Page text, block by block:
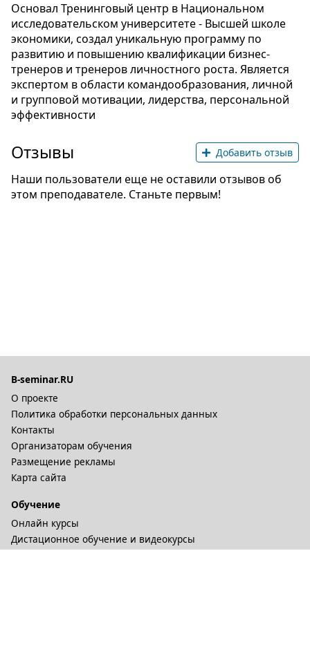
Основал Тренинговый центр в Национальном
исследовательском университете - Высшей школе
экономики, создал уникальную программу по
развитию и повышению квалификации бизнес-
тренеров и тренеров личностного роста. Является
экспертом в области командообразования, личной
и групповой мотивации, лидерства, персональной
эффективности
Отзывы Добавить отзыв
Наши пользователи еще не оставили отзывов об
этом преподавателе. Станьте первым!
B-seminar.RU
О проекте
Политика обработки персональных данных
Контакты
Организаторам обучения
Размещение рекламы
Карта сайта
Обучение
Онлайн курсы
Дистационное обучение и видеокурсы